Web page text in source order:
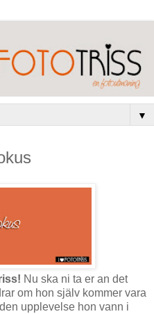
▼
Nu ska ni ta er an det
om hon själv kommer vara
upplevelse hon vann i